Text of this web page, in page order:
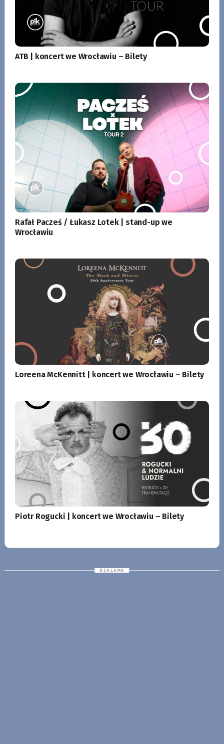
ATB | koncert we Wrocławiu – Bilety
Rafał Pacześ / Łukasz Lotek | stand-up we
Wrocławiu
Loreena McKennitt | koncert we Wrocławiu – Bilety
Piotr Rogucki | koncert we Wrocławiu – Bilety